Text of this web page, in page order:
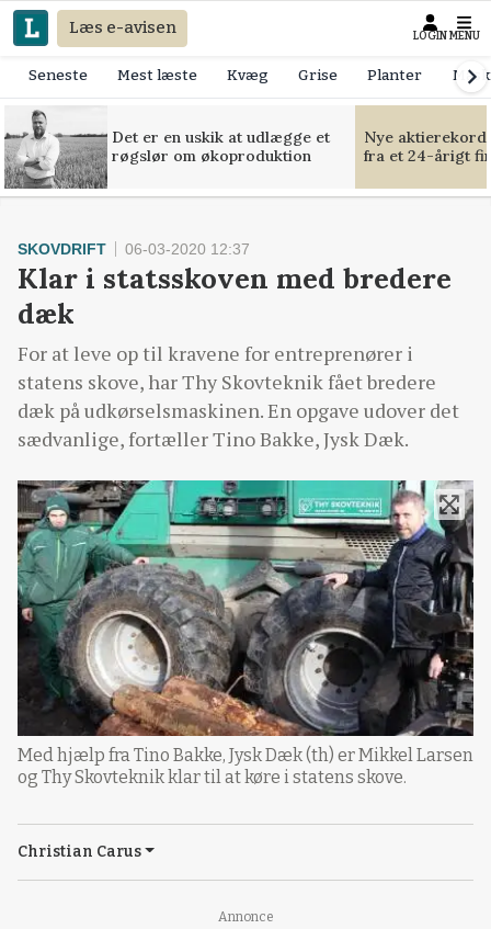
Læs e-avisen LOGIN MENU
Seneste Mest læste Kvæg Grise Planter
Det er en uskik at udlægge et
røgslør om økoproduktion
Nye
fra et 24-årigt
Annonce
SKOVDRIFT 06-03-2020 12:37
Klar i statsskoven med bredere
dæk
For at leve op til kravene for entreprenører i
statens skove, har Thy Skovteknik fået bredere
dæk på udkørselsmaskinen. En opgave udover det
sædvanlige, fortæller Tino Bakke, Jysk Dæk.
Med hjælp fra Tino Bakke, Jysk Dæk (th) er Mikkel Larsen
og Thy Skovteknik klar til at køre i statens skove.
Christian Carus